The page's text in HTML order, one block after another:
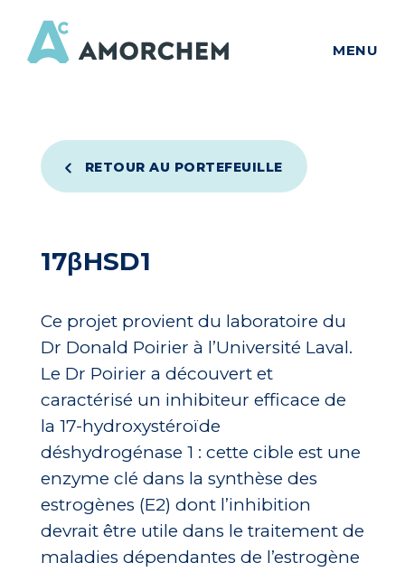
MENU
RETOUR AU PORTEFEUILLE
17βHSD1
Ce projet provient du laboratoire du
Dr Donald Poirier à l’Université Laval.
Le Dr Poirier a découvert et
caractérisé un inhibiteur efficace de
la 17-hydroxystéroïde
déshydrogénase 1 : cette cible est une
enzyme clé dans la synthèse des
estrogènes (E2) dont l’inhibition
devrait être utile dans le traitement de
maladies dépendantes de l’estrogène